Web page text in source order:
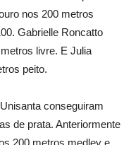
nos 200 metros
Gabrielle Roncatto
livre. E Julia
peito.
conseguiram
de prata. Anteriormente
200 metros medley e